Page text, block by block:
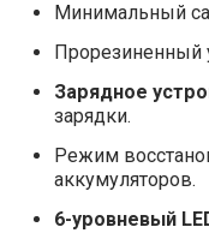
Минимальный
Прорезиненный
Зарядное
зарядки.
Режим
аккумуляторов.
6-уровневый